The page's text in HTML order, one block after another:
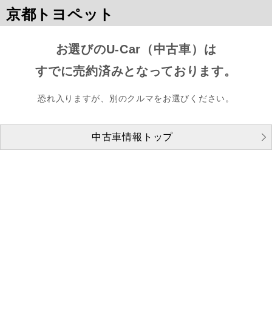
京都トヨペット
お選びのU-Car（中古車）は
すでに売約済みとなっております。
恐れ入りますが、別のクルマをお選びください。
中古車情報トップ